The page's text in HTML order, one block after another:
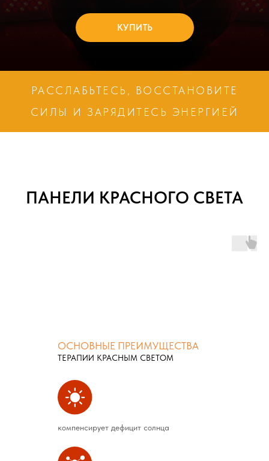
КУПИТЬ
РАССЛАБЬТЕСЬ, ВОССТАНОВИТЕ
СИЛЫ И ЗАРЯДИТЕСЬ ЭНЕРГИЕЙ
ПАНЕЛИ КРАСНОГО СВЕТА
Красный и ближний инфракрасный свет
повышают выработку АТФ в митохондриях,
ОСНОВНЫЕ ПРЕИМУЩЕСТВА
ТЕРАПИИ КРАСНЫМ СВЕТОМ
компенсирует дефицит солнца